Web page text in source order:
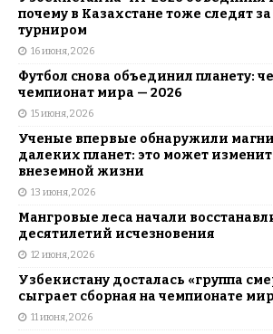
почему в Казахстане тоже следят
турниром
16 июня, 2026
Футбол снова объединил планету:
чемпионат мира — 2026
15 июня, 2026
Ученые впервые обнаружили
далеких планет: это может
внеземной жизни
13 июня, 2026
Мангровые леса начали
десятилетий исчезновения
12 июня, 2026
Узбекистану досталась «группа
сыграет сборная на чемпионате
11 июня, 2026